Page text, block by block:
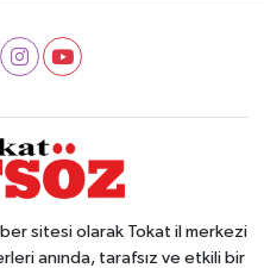
sitesi olarak Tokat il merkezi
anında, tarafsız ve etkili bir